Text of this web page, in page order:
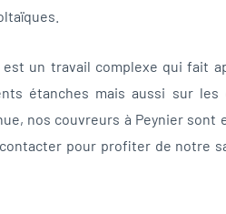
un travail complexe qui fait
étanches mais aussi sur les
nos couvreurs à Peynier sont
pour profiter de notre